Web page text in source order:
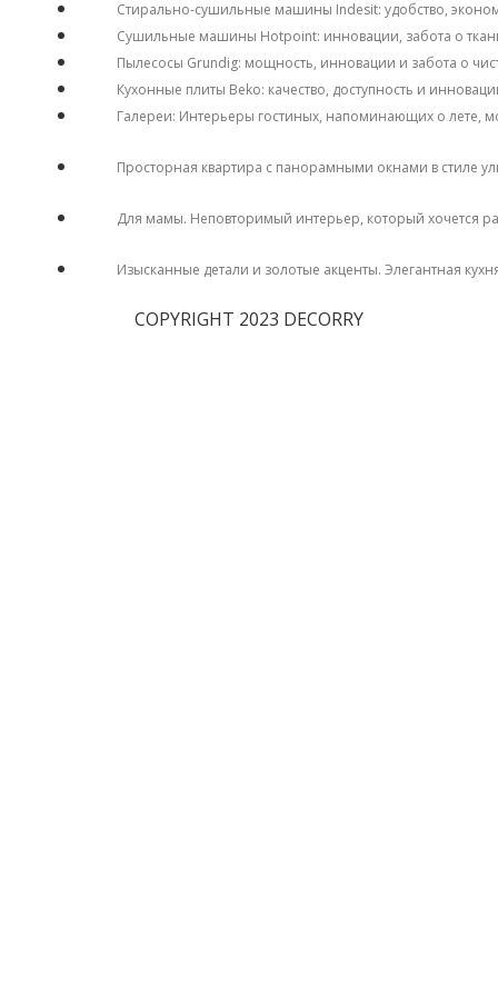
Стирально-сушильные машины Indesit: удобство,
Сушильные машины Hotpoint: инновации, забота о
Пылесосы Grundig: мощность, инновации и забота о
Кухонные плиты Beko: качество, доступность и
Галереи: Интерьеры гостиных, напоминающих о лете,
Просторная квартира с панорамными окнами в стиле
Для мамы. Неповторимый интерьер, который хочется
Изысканные детали и золотые акценты. Элегантная
COPYRIGHT 2023 DECORRY